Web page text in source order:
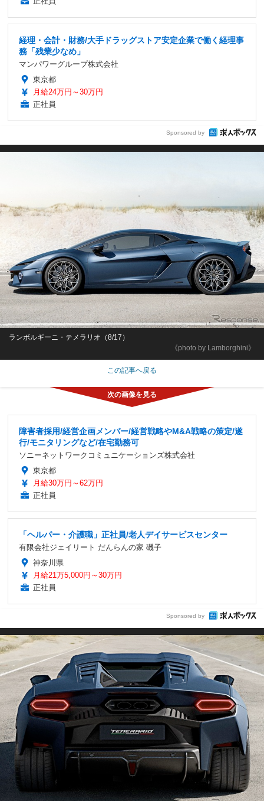
経理・会計・財務/大手ドラッグストア安定企業で働く経理事
務「残業少なめ」
マンパワーグループ株式会社
東京都
月給24万円～30万円
正社員
Sponsored by
《photo by Lamborghini》
ランボルギーニ・テメラリオ（8/17）
この記事へ戻る
障害者採用/経営企画メンバー/経営戦略やM&A戦略の策定/遂
行/モニタリングなど/在宅勤務可
ソニーネットワークコミュニケーションズ株式会社
東京都
月給30万円～62万円
正社員
「ヘルパー・介護職」正社員/老人デイサービスセンター
有限会社ジェイリート だんらんの家 磯子
神奈川県
月給21万5,000円～30万円
正社員
Sponsored by